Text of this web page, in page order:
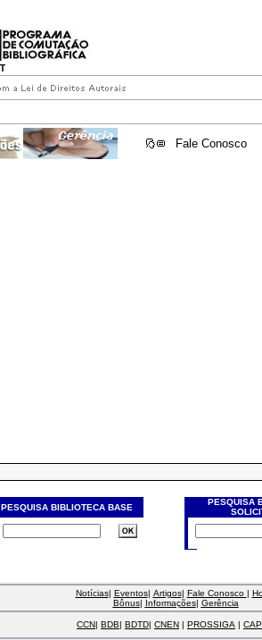
Fale Conosco
PESQUISA BIBLIOTECA BASE
PESQUISA
Notícias| Eventos| Artigos| Fale Conosco |
Bônus| Informações| Gerência
CCN| BDB| BDTD| CNEN | PROSSIGA |